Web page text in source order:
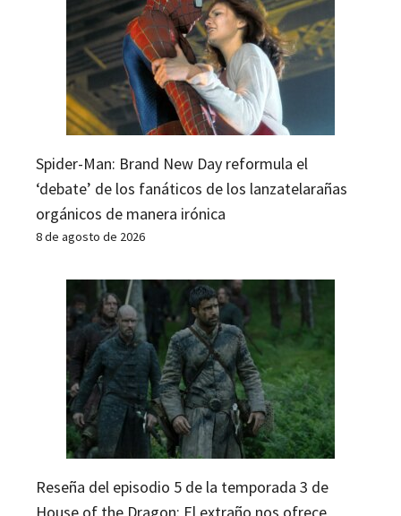
Spider-Man: Brand New Day reformula el
‘debate’ de los fanáticos de los lanzatelarañas
orgánicos de manera irónica
8 de agosto de 2026
Reseña del episodio 5 de la temporada 3 de
House of the Dragon: El extraño nos ofrece